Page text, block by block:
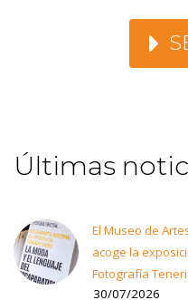
Últimas
El Museo de
acoge la
Fotografía
30/07/2026